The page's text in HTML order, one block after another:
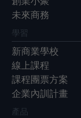
未來商務
學習
新商業學校
線上課程
課程團票方案
企業內訓計畫
產品